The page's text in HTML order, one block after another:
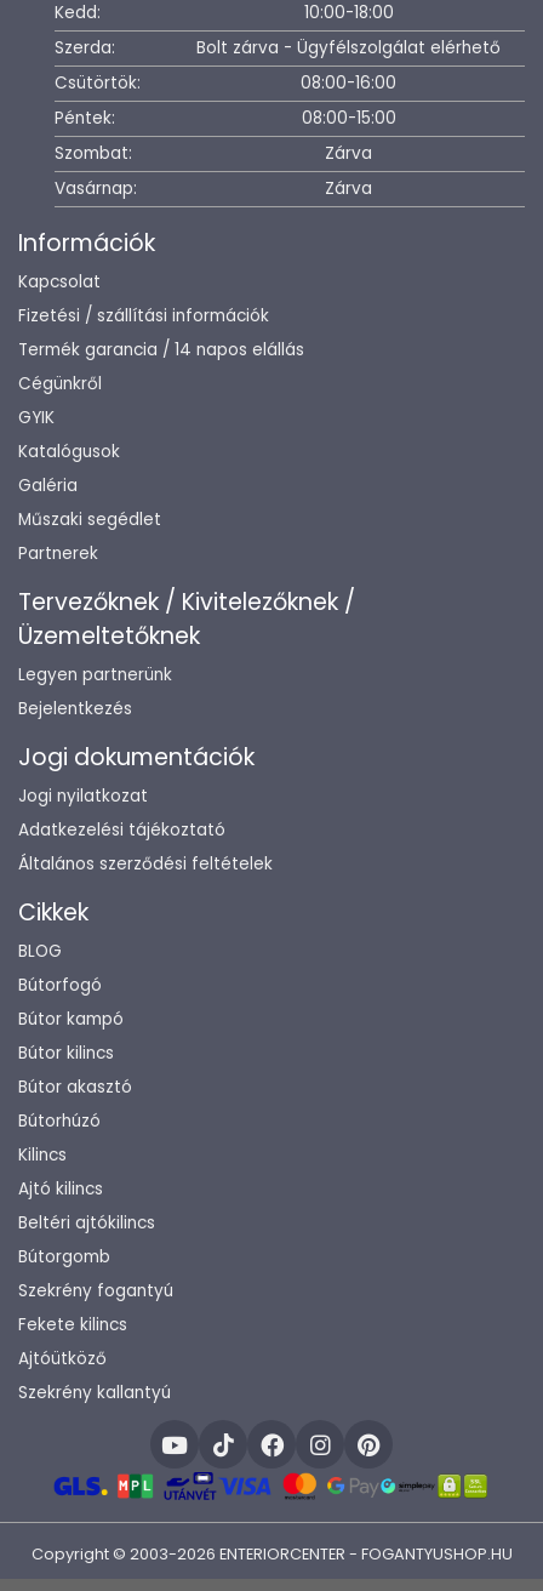
Kedd:
10:00-18:00
Szerda:
Bolt zárva - Ügyfélszolgálat elérhető
Csütörtök:
08:00-16:00
Péntek:
08:00-15:00
Szombat:
Zárva
Vasárnap:
Zárva
Információk
Kapcsolat
Fizetési / szállítási információk
Termék garancia / 14 napos elállás
Cégünkről
GYIK
Katalógusok
Galéria
Műszaki segédlet
Partnerek
Tervezőknek / Kivitelezőknek /
Üzemeltetőknek
Legyen partnerünk
Bejelentkezés
Jogi dokumentációk
Jogi nyilatkozat
Adatkezelési tájékoztató
Általános szerződési feltételek
Cikkek
BLOG
Bútorfogó
Bútor kampó
Bútor kilincs
Bútor akasztó
Bútorhúzó
Kilincs
Ajtó kilincs
Beltéri ajtókilincs
Bútorgomb
Szekrény fogantyú
Fekete kilincs
Ajtóütköző
Szekrény kallantyú
Copyright © 2003-2026 ENTERIORCENTER - FOGANTYUSHOP.HU